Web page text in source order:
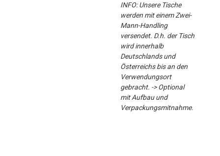
INFO: Unsere Tische
werden mit einem Zwei-
Mann-Handling
versendet. D.h. der Tisch
wird innerhalb
Deutschlands und
Österreichs bis an den
Verwendungsort
gebracht. -> Optional
mit Aufbau und
Verpackungsmitnahme.